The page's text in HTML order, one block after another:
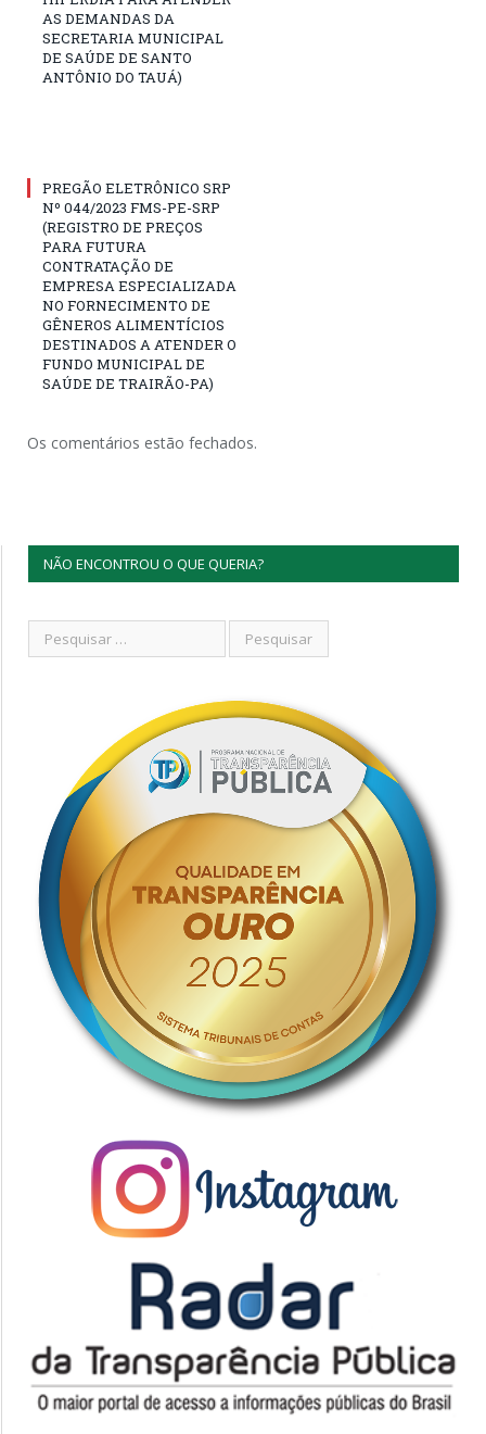
AS DEMANDAS DA
SECRETARIA MUNICIPAL
DE SAÚDE DE SANTO
ANTÔNIO DO TAUÁ)
PREGÃO ELETRÔNICO SRP
Nº 044/2023 FMS-PE-SRP
(REGISTRO DE PREÇOS
PARA FUTURA
CONTRATAÇÃO DE
EMPRESA ESPECIALIZADA
NO FORNECIMENTO DE
GÊNEROS ALIMENTÍCIOS
DESTINADOS A ATENDER O
FUNDO MUNICIPAL DE
SAÚDE DE TRAIRÃO-PA)
Os comentários estão fechados.
NÃO ENCONTROU O QUE QUERIA?